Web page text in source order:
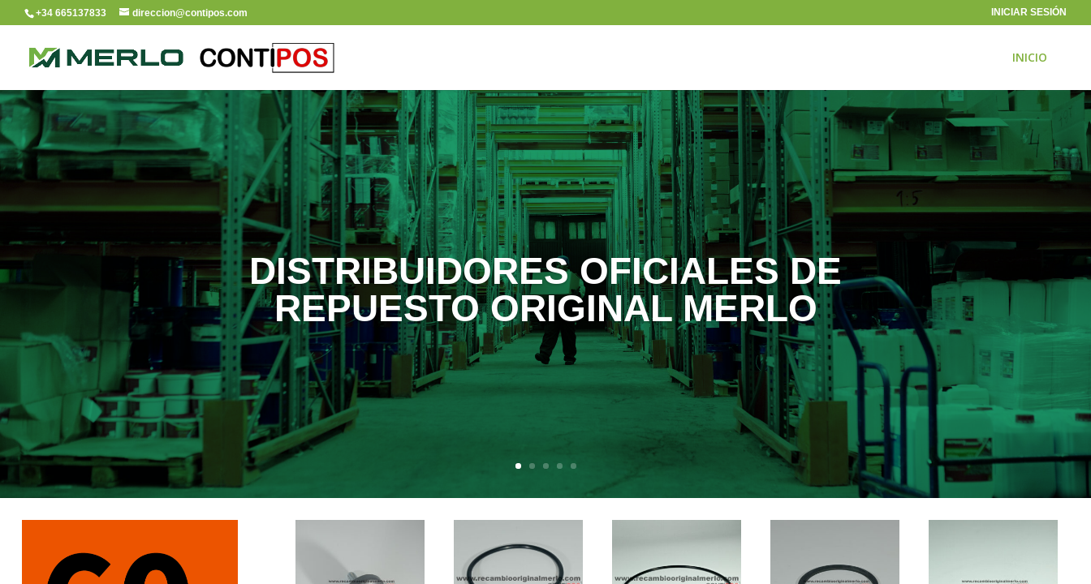
+34 665137833 direccion@contipos.com INICIAR SESIÓN
INICIO
DISTRIBUIDORES OFICIALES DE
REPUESTO ORIGINAL MERLO